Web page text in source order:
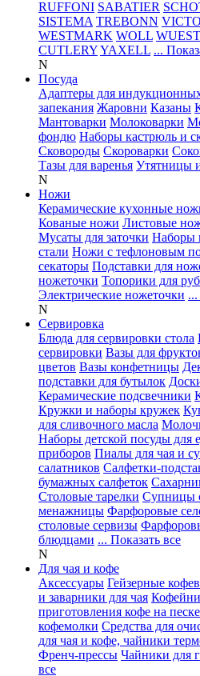
RUFFONI SABATIER
SISTEMA TREBONN
WESTMARK WOLL
CUTLERYYAXELL ...
N
Посуда
Адаптеры для
запекания Жаровни Казаны
Мантоварки Молоковарки
фондю Наборы кастрюль и
Сковороды Скороварки
Тазы для варенья Утятницы
N
Ножи
Керамические кухонные
Кованые ножи Листовые
Мусаты для заточки Наборы
стали Ножи с тефлоновым
секаторы Подставки для
ножеточки Топорики для
Электрические ножеточки
N
Сервировка
Блюда для сервировки стола
сервировки Вазы для
цветов Вазы конфетницы
подставки для бутылок
Керамические подсвечники
Кружки и наборы кружек
для сливочного масла
Наборы детской посуды для
приборов Пиалы для чая и
салатников Салфетки-
бумажных салфеток
Столовые тарелки Супницы
менажницы Фарфоровые
столовые сервизы
блюдцами ... Показать все
N
Для чая и кофе
Аксессуары Гейзерные
и заварники для чая
приготовления кофе на песке
кофемолки Средства для
для чая и кофе, чайники
Френч-прессы Чайники для
все